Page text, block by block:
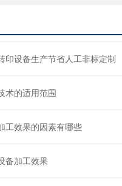
印设备生产节省人工非标定制
术的适用范围
工效果的因素有哪些
备加工效果